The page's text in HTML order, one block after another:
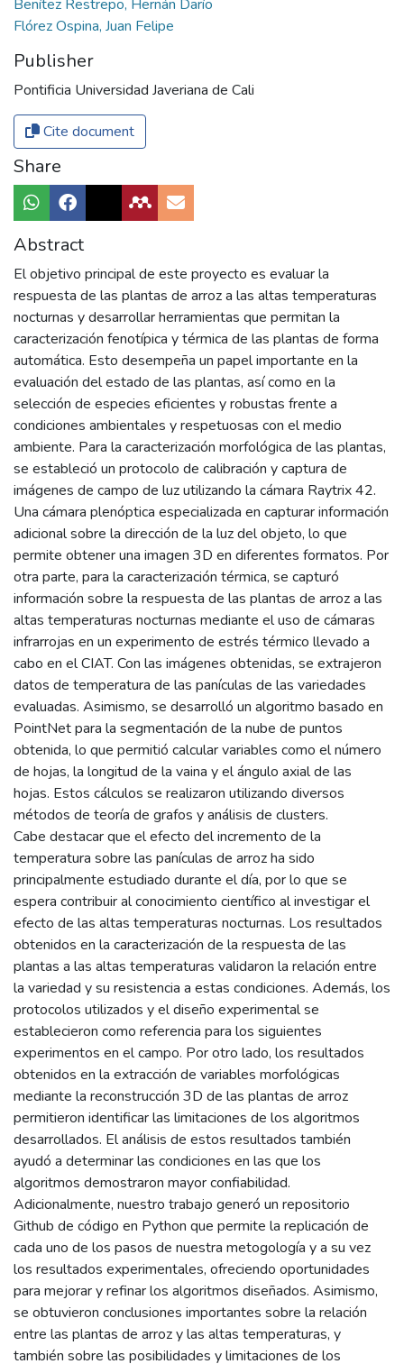
Benítez Restrepo, Hernán Darío
Flórez Ospina, Juan Felipe
Publisher
Pontificia Universidad Javeriana de Cali
Cite document
Share
Abstract
El objetivo principal de este proyecto es evaluar la
respuesta de las plantas de arroz a las altas temperaturas
nocturnas y desarrollar herramientas que permitan la
caracterización fenotípica y térmica de las plantas de forma
automática. Esto desempeña un papel importante en la
evaluación del estado de las plantas, así como en la
selección de especies eficientes y robustas frente a
condiciones ambientales y respetuosas con el medio
ambiente. Para la caracterización morfológica de las plantas,
se estableció un protocolo de calibración y captura de
imágenes de campo de luz utilizando la cámara Raytrix 42.
Una cámara plenóptica especializada en capturar información
adicional sobre la dirección de la luz del objeto, lo que
permite obtener una imagen 3D en diferentes formatos. Por
otra parte, para la caracterización térmica, se capturó
información sobre la respuesta de las plantas de arroz a las
altas temperaturas nocturnas mediante el uso de cámaras
infrarrojas en un experimento de estrés térmico llevado a
cabo en el CIAT. Con las imágenes obtenidas, se extrajeron
datos de temperatura de las panículas de las variedades
evaluadas. Asimismo, se desarrolló un algoritmo basado en
PointNet para la segmentación de la nube de puntos
obtenida, lo que permitió calcular variables como el número
de hojas, la longitud de la vaina y el ángulo axial de las
hojas. Estos cálculos se realizaron utilizando diversos
métodos de teoría de grafos y análisis de clusters.
Cabe destacar que el efecto del incremento de la
temperatura sobre las panículas de arroz ha sido
principalmente estudiado durante el día, por lo que se
espera contribuir al conocimiento científico al investigar el
efecto de las altas temperaturas nocturnas. Los resultados
obtenidos en la caracterización de la respuesta de las
plantas a las altas temperaturas validaron la relación entre
la variedad y su resistencia a estas condiciones. Además, los
protocolos utilizados y el diseño experimental se
establecieron como referencia para los siguientes
experimentos en el campo. Por otro lado, los resultados
obtenidos en la extracción de variables morfológicas
mediante la reconstrucción 3D de las plantas de arroz
permitieron identificar las limitaciones de los algoritmos
desarrollados. El análisis de estos resultados también
ayudó a determinar las condiciones en las que los
algoritmos demostraron mayor confiabilidad.
Adicionalmente, nuestro trabajo generó un repositorio
Github de código en Python que permite la replicación de
cada uno de los pasos de nuestra metogología y a su vez
los resultados experimentales, ofreciendo oportunidades
para mejorar y refinar los algoritmos diseñados. Asimismo,
se obtuvieron conclusiones importantes sobre la relación
entre las plantas de arroz y las altas temperaturas, y
también sobre las posibilidades y limitaciones de los